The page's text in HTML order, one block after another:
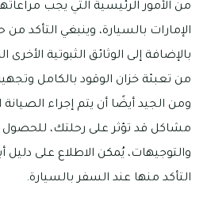
من الأمور الرئيسية التي يجب
الإمارات بالسيارة، وينبغي التأكد
بالإضافة إلى الوثائق الثبوتية
من تعبئة خزان الوقود بالكامل
ومن الجيد أيضًا أن يتم إجراء
مشاكل قد تؤثر على رحلتك،
والتوجيهات، يُمكن الاطلاع على دليل
التأكد منها عند السفر بالسيارة.